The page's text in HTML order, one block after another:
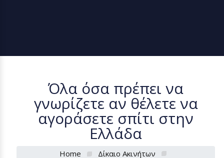
Όλα όσα πρέπει να
γνωρίζετε αν θέλετε να
αγοράσετε σπίτι στην
Ελλάδα
Home
Δίκαιο Ακινήτων